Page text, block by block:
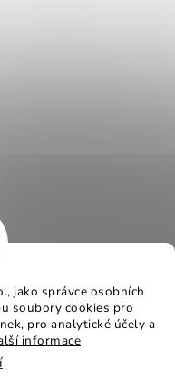
jako správce osobních
soubory cookies pro
pro analytické účely a
informace